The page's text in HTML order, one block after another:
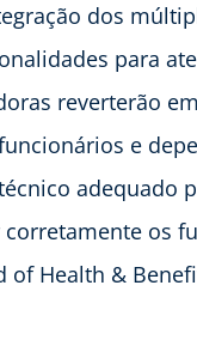
dos
para
reverterão
e
adequado
os
of Health &